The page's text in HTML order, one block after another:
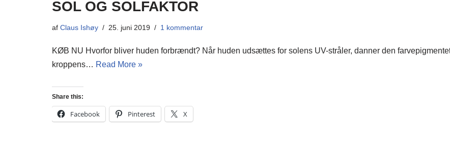
SOL OG SOLFAKTOR
af Claus Ishøy 25. juni 2019 1 kommentar
KØB NU Hvorfor bliver huden forbrændt? Når huden udsættes for solens UV-stråler, danner den
kroppens… Read More »
Share this:
Facebook Pinterest X